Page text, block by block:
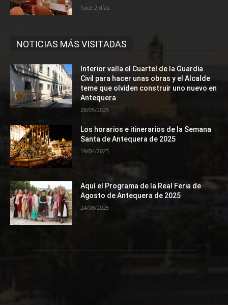
hace 2 días
NOTICIAS MÁS VISITADAS
Interior valla el Cuartel de la Guardia
Civil para hacer unas obras y el Alcalde
teme que olviden construir uno nuevo en
Antequera
28/05/2025
Los horarios e itinerarios de la Semana
Santa de Antequera de 2025
19/04/2025
Aquí el Programa de la Real Feria de
Agosto de Antequera de 2025
24/08/2025